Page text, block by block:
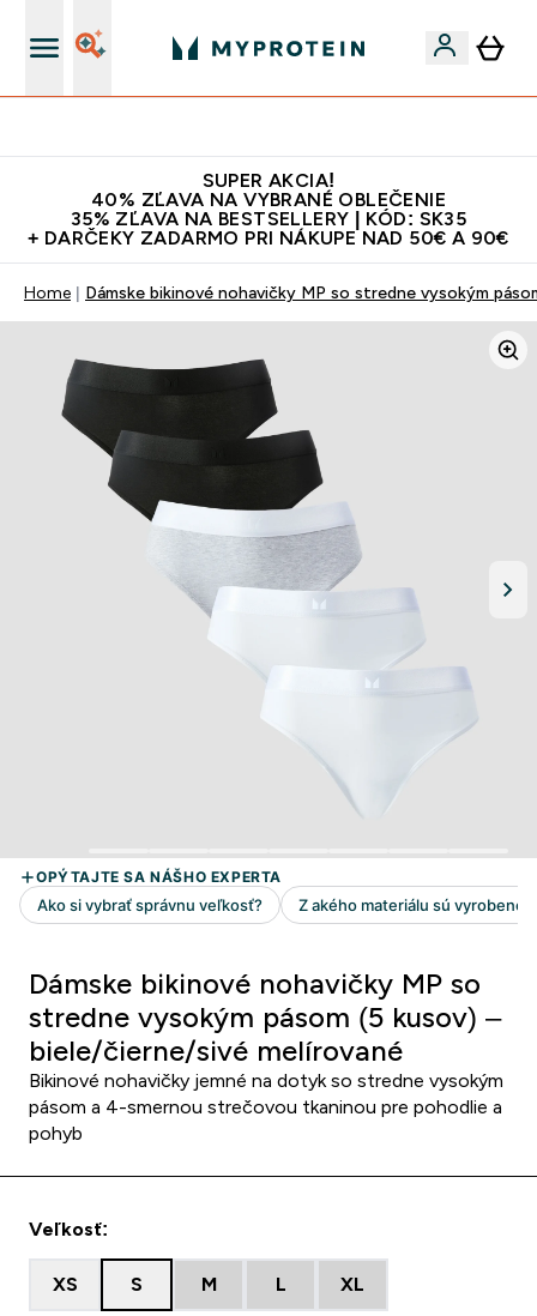
SUPER AKCIA!
40% ZĽAVA NA VYBRANÉ OBLEČENIE
35% ZĽAVA NA BESTSELLERY | KÓD: SK35
+ DARČEKY ZADARMO PRI NÁKUPE NAD 50€ A 90€
Home Dámske bikinové nohavičky MP so stredne vysokým
Dámske bikinové nohavičky MP so
stredne vysokým pásom (5 kusov) –
biele/čierne/sivé melírované
Bikinové nohavičky jemné na dotyk so stredne vysokým
pásom a 4-smernou strečovou tkaninou pre pohodlie a
pohyb
Veľkosť:
XS S M L XL